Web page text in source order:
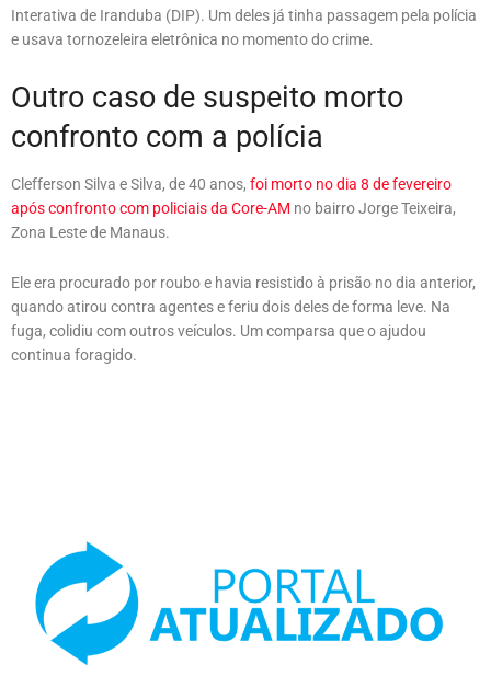
Interativa de Iranduba (DIP). Um deles já tinha passagem pela polícia
e usava tornozeleira eletrônica no momento do crime.
Outro caso de suspeito morto
confronto com a polícia
Clefferson Silva e Silva, de 40 anos, foi morto no dia 8 de fevereiro
após confronto com policiais da Core-AM no bairro Jorge Teixeira,
Zona Leste de Manaus.
Ele era procurado por roubo e havia resistido à prisão no dia anterior,
quando atirou contra agentes e feriu dois deles de forma leve. Na
fuga, colidiu com outros veículos. Um comparsa que o ajudou
continua foragido.